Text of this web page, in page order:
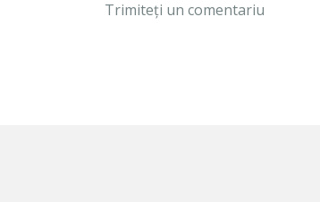
Trimiteți un comentariu